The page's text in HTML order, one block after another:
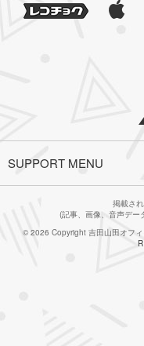
SUPPORT MENU
掲載さ
(記事、画像、音声デー
© 2026 Copyright 吉田山田オフ